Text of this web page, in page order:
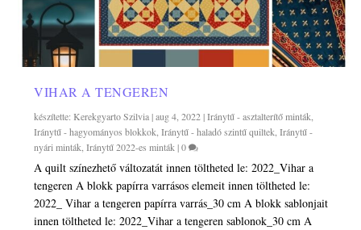
VIHAR A TENGEREN
készítette:Kerekgyarto Szilvia|aug 4, 2022|Iránytű - asztalterítő minták,
Iránytű - hagyományos blokkok,Iránytű - haladó szintű quiltek,Iránytű -
nyári minták,Iránytű 2022-es minták|0
A quilt színezhető változatát innen töltheted le: 2022_Vihar a
tengeren A blokk papírra varrásos elemeit innen töltheted le:
2022_ Vihar a tengeren papírra varrás_30 cm A blokk sablonjait
innen töltheted le: 2022_Vihar a tengeren sablonok_30 cm A